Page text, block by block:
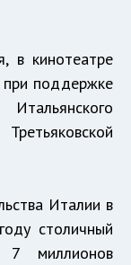
в кинотеатре
при поддержке
Италии в
столичный
7 миллионов